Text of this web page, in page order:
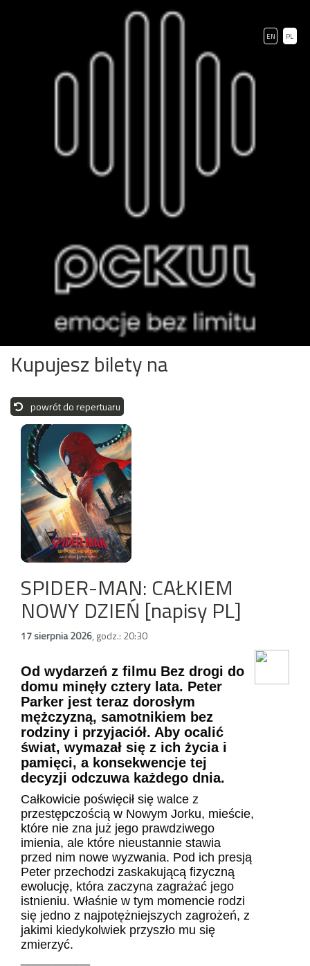
PL
EN
Kupujesz bilety na
powrót do repertuaru
SPIDER-MAN: CAŁKIEM
NOWY DZIEŃ [napisy PL]
17 sierpnia 2026, godz.: 20:30
Od wydarzeń z filmu Bez drogi do
domu minęły cztery lata. Peter
Parker jest teraz dorosłym
mężczyzną, samotnikiem bez
rodziny i przyjaciół. Aby ocalić
świat, wymazał się z ich życia i
pamięci, a konsekwencje tej
decyzji odczuwa każdego dnia.
Całkowicie poświęcił się walce z
przestępczością w Nowym Jorku, mieście,
które nie zna już jego prawdziwego
imienia, ale które nieustannie stawia
przed nim nowe wyzwania. Pod ich presją
Peter przechodzi zaskakującą fizyczną
ewolucję, która zaczyna zagrażać jego
istnieniu. Właśnie w tym momencie rodzi
się jedno z najpotężniejszych zagrożeń, z
jakimi kiedykolwiek przyszło mu się
zmierzyć.